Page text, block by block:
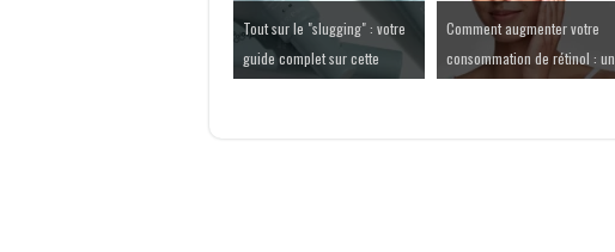
Tout sur le "slugging" : votre
guide complet sur cette
Comment augmenter votre
consommation de rétinol : un